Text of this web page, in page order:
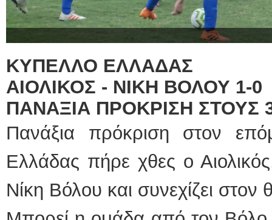
ΚΥΠΕΛΛΟ ΕΛΛΑΔΑΣ
ΑΙΟΛΙΚΟΣ - ΝΙΚΗ ΒΟΛΟΥ 1-0
ΠΑΝΑΞΙΑ ΠΡΟΚΡΙΣΗ ΣΤΟΥΣ
Πανάξια πρόκριση στον
Ελλάδας πήρε χθες ο
Νίκη Βόλου και συνεχίζει στον